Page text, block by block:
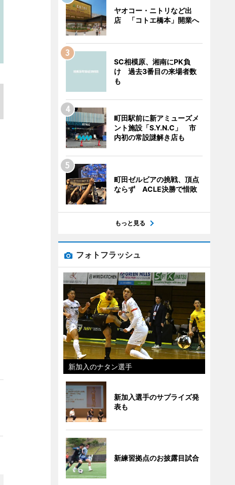
ヤオコー・ニトリなど出
店 「コトエ橋本」開業へ
SC相模原、湘南にPK負
け 過去3番目の来場者数
も
町田駅前に新アミューズメ
ント施設「S.Y.N.C」 市
内初の常設謎解き店も
町田ゼルビアの挑戦、頂点
ならず ACLE決勝で惜敗
もっと見る
フォトフラッシュ
新加入のナタン選手
新加入選手のサプライズ発
表も
新練習拠点のお披露目試合